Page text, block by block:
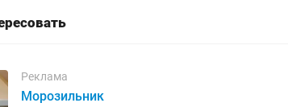
Реклама
Морозильник